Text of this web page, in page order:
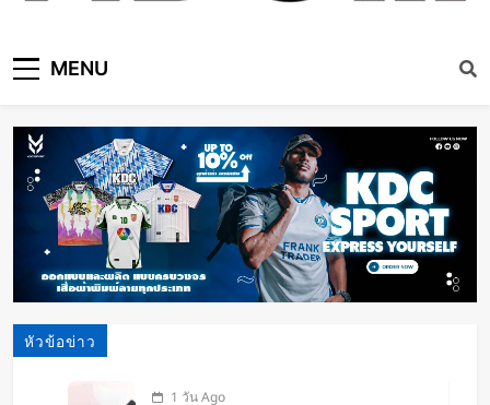
KDC SOLUTION | เคดีซี
โซลูชั่น
MENU
หัวข้อข่าว
1 วัน Ago